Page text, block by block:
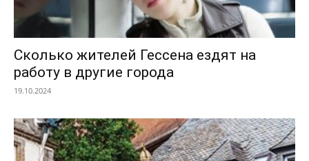
Сколько жителей Гессена ездят на
работу в другие города
19.10.2024